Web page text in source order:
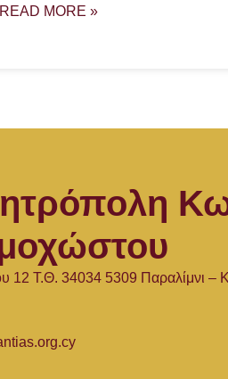
READ MORE »
12 Τ.Θ. 34034 5309 Παραλίμνι –